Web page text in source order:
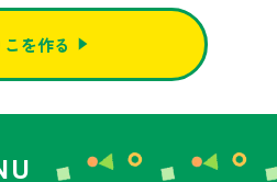
を作る